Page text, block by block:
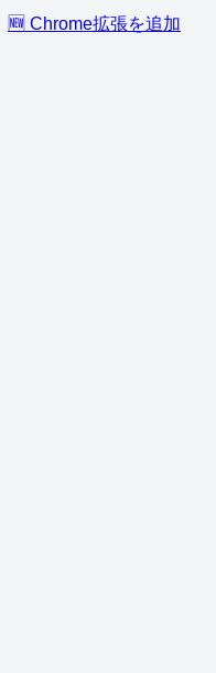
🆕 Chrome拡張を追加